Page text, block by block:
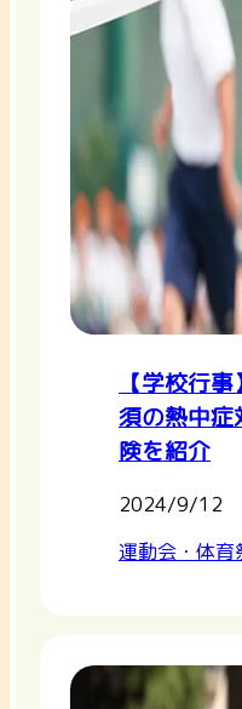
【学校行
須の熱中症
険を紹介
2024/9/12
運動会・体育